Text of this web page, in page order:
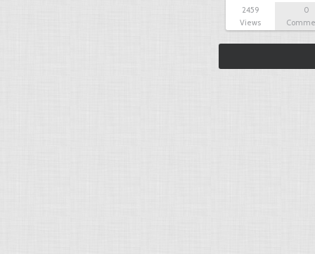
2459
Views
0